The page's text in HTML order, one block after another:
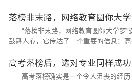
落榜非末路，网络教育圆你大
“落榜非末路，网络教育圆你大学梦”
鼓舞人心，它传达了一个重要的信息：
人们提供了另一种实现大学梦...
高考落榜后，选对专业同样成功
高考落榜确实是一个令人沮丧的经历